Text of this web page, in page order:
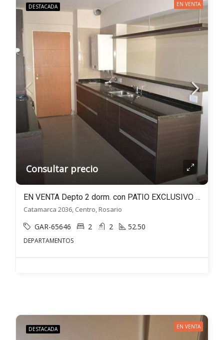
DESTACADA EN VENTA
Consultar precio
EN VENTA Depto 2 dorm. con PATIO EXCLUSIVO en Catamarca al 2000 – Centro Rosario
Catamarca 2036, Centro, Rosario
GAR-65646 2 2 52.50
DEPARTAMENTOS
DESTACADA EN VENTA